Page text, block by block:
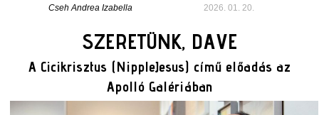
Cseh Andrea Izabella 2026. 01. 20.
SZERETÜNK, DAVE
A Cicikrisztus (NippleJesus) című előadás az
Apolló Galériában